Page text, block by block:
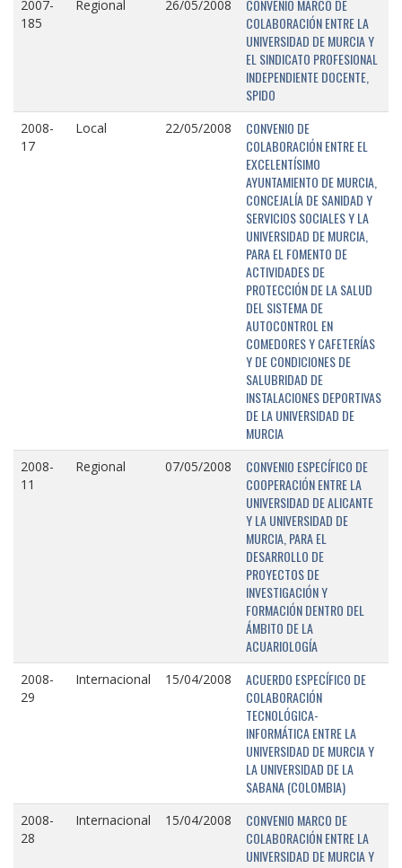
2007-
185
Regional 26/05/2008
CONVENIO MARCO DE
COLABORACIÓN ENTRE LA
UNIVERSIDAD DE MURCIA Y
EL SINDICATO PROFESIONAL
INDEPENDIENTE DOCENTE,
SPIDO
2008-
17
Local 22/05/2008
CONVENIO DE
COLABORACIÓN ENTRE EL
EXCELENTÍSIMO
AYUNTAMIENTO DE MURCIA,
CONCEJALÍA DE SANIDAD Y
SERVICIOS SOCIALES Y LA
UNIVERSIDAD DE MURCIA,
PARA EL FOMENTO DE
ACTIVIDADES DE
PROTECCIÓN DE LA SALUD
DEL SISTEMA DE
AUTOCONTROL EN
COMEDORES Y CAFETERÍAS
Y DE CONDICIONES DE
SALUBRIDAD DE
INSTALACIONES DEPORTIVAS
DE LA UNIVERSIDAD DE
MURCIA
2008-
11
Regional 07/05/2008
CONVENIO ESPECÍFICO DE
COOPERACIÓN ENTRE LA
UNIVERSIDAD DE ALICANTE
Y LA UNIVERSIDAD DE
MURCIA, PARA EL
DESARROLLO DE
PROYECTOS DE
INVESTIGACIÓN Y
FORMACIÓN DENTRO DEL
ÁMBITO DE LA
ACUARIOLOGÍA
2008-
29
Internacional 15/04/2008
ACUERDO ESPECÍFICO DE
COLABORACIÓN
TECNOLÓGICA-
INFORMÁTICA ENTRE LA
UNIVERSIDAD DE MURCIA Y
LA UNIVERSIDAD DE LA
SABANA (COLOMBIA)
2008-
28
Internacional 15/04/2008
CONVENIO MARCO DE
COLABORACIÓN ENTRE LA
UNIVERSIDAD DE MURCIA Y